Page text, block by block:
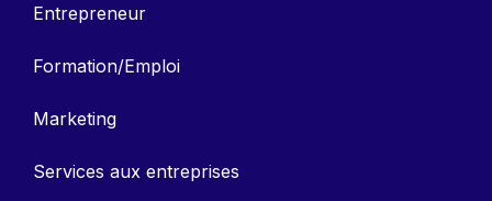
Entrepreneur
Formation/Emploi
Marketing
Services aux entreprises